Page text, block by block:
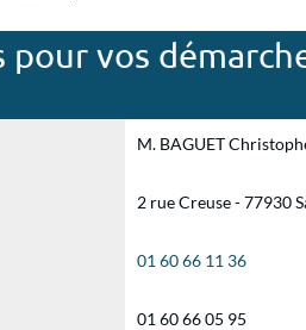
vos
M. BAGUET
2 rue Creuse - 77930
01 60 66 11 36
01 60 66 05 95